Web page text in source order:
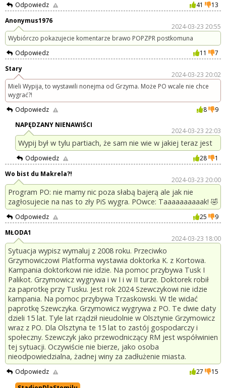
Odpowiedz 41
13
Anonymus1976
2024-03-23 20:55
Wybiórczo pokazujecie komentarze brawo POPZPR postkomuna
Odpowiedz
11
7
Stary
2024-03-23 20:02
Mieli Wypija, to wystawili nonejma od Grzyma. Może PO wcale nie chce
wygrać?!
Odpowiedz
8
9
NAPĘDZANY NIENAWIŚCI
2024-03-23 22:03
Wypij był w tylu partiach, że sam nie wie w jakiej teraz jest
Odpowiedz 28
1
Wo bist du Makrela?!
2024-03-23 20:00
Program PO: nie mamy nic poza słabą bajerą ale jak nie
zagłosujecie na nas to zły PiS wygra. POwce: Taaaaaaaaaak! 🤣
Odpowiedz 25
9
MŁODA1
2024-03-23 18:00
Sytuacja wypisz wymaluj z 2008 roku. Przeciwko
Grzymowiczowi Platforma wystawia doktorka K. z Kortowa.
Kampania doktorkowi nie idzie. Na pomoc przybywa Tusk I
Palikot. Grzymowicz wygrywa i w I i w II turze. Doktorek robił
za paprotkę przy Tusku. Jest rok 2024 Szewczykowi nie idzie
kampania. Na pomoc przybywa Trzaskowski. W tle widać
paprotkę Szewczyka. Grzymowicz wygrywa z PO. Te dwie daty
dzieli 15 lat. Tyle lat rządził nieudolnie w Olsztynie Grzymowicz
wraz z PO. Dla Olsztyna te 15 lat to zastój gospodarczy i
społeczny. Szewczyk jako przewodniczący RM jest współwinien
tej sytuacji. Oczywiście nie bierze, jako osoba
nieodpowiedzialna, żadnej winy za zadłużenie miasta.
Odpowiedz 27
15